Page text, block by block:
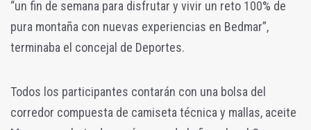
“un fin de semana para disfrutar y vivir un reto 100% de
pura montaña con nuevas experiencias en Bedmar”,
terminaba el concejal de Deportes.
Todos los participantes contarán con una bolsa del
corredor compuesta de camiseta técnica y mallas, aceite